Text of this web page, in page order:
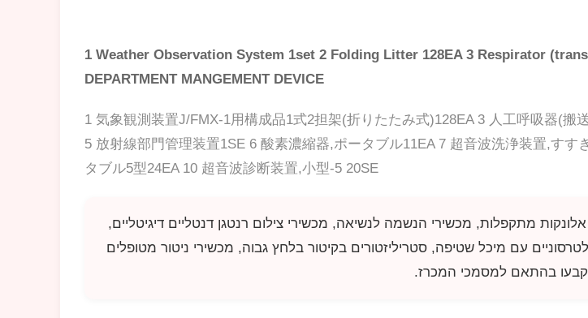
1 Weather Observation System 1set 2 Folding Litter 128EA 3 Respirator
DEPARTMENT MANGEMENT DEVICE
1 気象観測装置J/FMX-1用構成品1式2担架(折りたたみ式)128EA 3 人工呼吸器(
5 放射線部門管理装置1SE 6 酸素濃縮器,ポータブル11EA 7 超音波洗浄装置,す
タブル5型24EA 10 超音波診断装置,小型-5 20SE
מתקפלות, מכשירי הנשמה לנשיאה, מכשירי צילום רנטגן דנטליים דיגיטליים,
עם מיכל שטיפה, סטריליזטורים בקיטור בלחץ גבוה, מכשירי ניטור מטופלים
ייקבעו בהתאם למסמכי המכרז.